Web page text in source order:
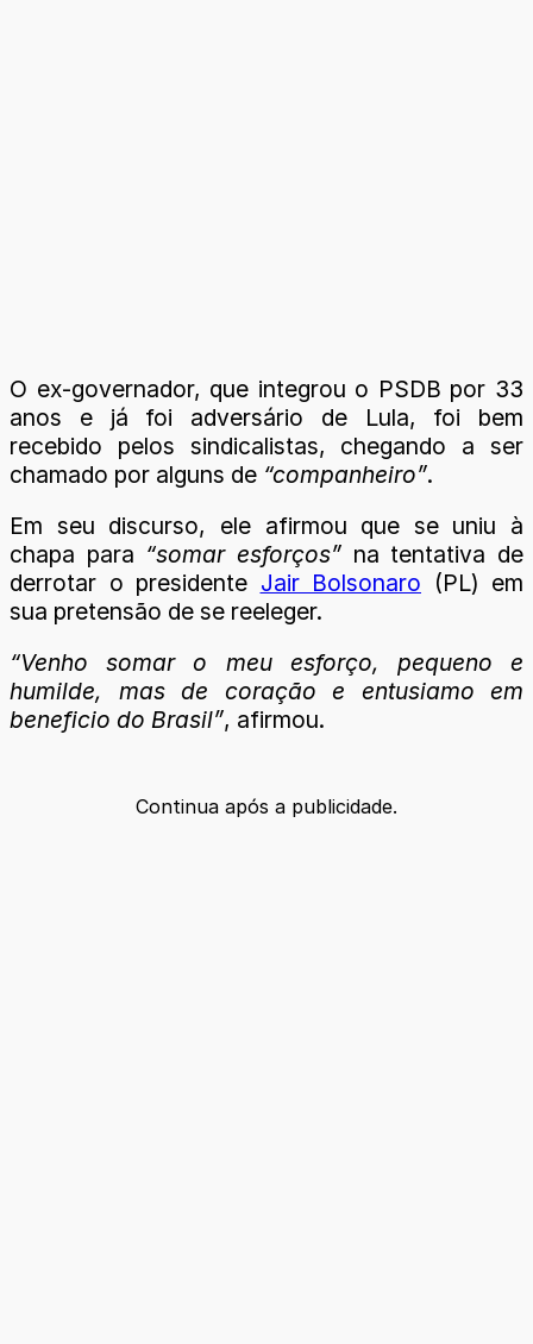
O ex-governador, que integrou o PSDB por 33
anos e já foi adversário de Lula, foi bem
recebido pelos sindicalistas, chegando a ser
chamado por alguns de “companheiro”.
Em seu discurso, ele afirmou que se uniu à
chapa para “somar esforços” na tentativa de
derrotar o presidente Jair Bolsonaro (PL) em
sua pretensão de se reeleger.
“Venho somar o meu esforço, pequeno e
humilde, mas de coração e entusiamo em
beneficio do Brasil”, afirmou.
Continua após a publicidade.